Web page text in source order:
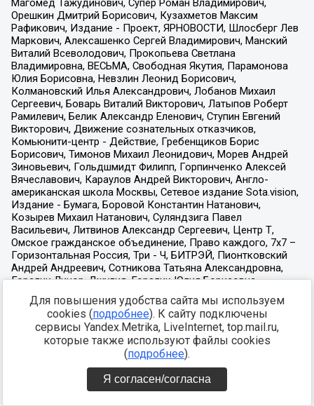
Для повышения удобства сайта мы используем
cookies (подробнее). К сайту подключены
сервисы Yandex.Metrika, LiveInternet, top.mail.ru,
которые также используют файлы cookies
(подробнее).
Я согласен/согласна